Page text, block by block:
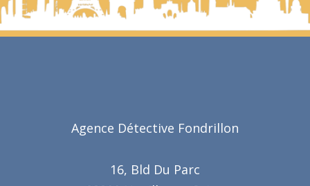
Agence Détective Fondrillon
16, Bld Du Parc